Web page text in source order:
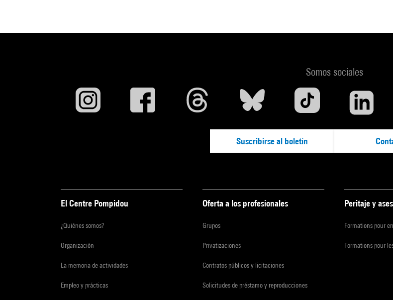
Somos sociales
Suscribirse al boletín
El Centre Pompidou
¿Quiénes somos?
Organización
La memoria de actividades
Empleo y prácticas
Oferta a los profesionales
Grupos
Privatizaciones
Contratos públicos y licitaciones
Solicitudes de préstamo y reproducciones
Peritaje y
Formations pour
Formations pour